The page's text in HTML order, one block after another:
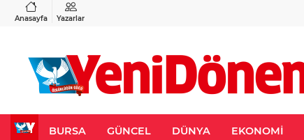
Anasayfa Yazarlar
%-0,22
BURSA GÜNCEL DÜNYA EKONOMİ